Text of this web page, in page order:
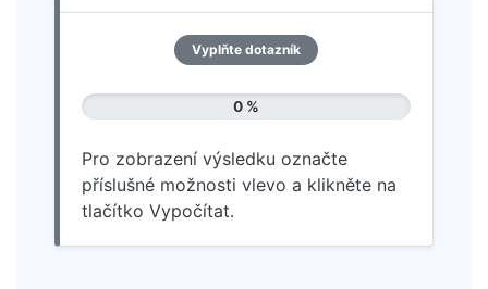
Vyplňte dotazník
0 %
Pro zobrazení výsledku označte
příslušné možnosti vlevo a klikněte na
tlačítko Vypočítat.